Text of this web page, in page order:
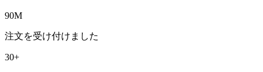
90M
注文を受け付けました
30+